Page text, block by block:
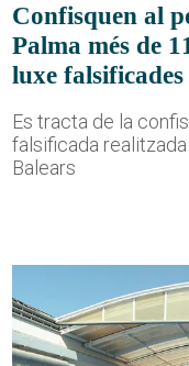
Confisquen al
Palma més de
luxe falsificades
Es tracta de la
falsificada
Balears